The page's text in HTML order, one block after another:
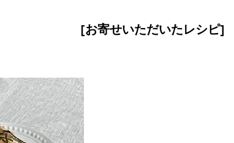
[お寄せいただいたレシピ]